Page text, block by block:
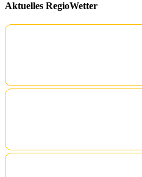
Aktuelles RegioWetter